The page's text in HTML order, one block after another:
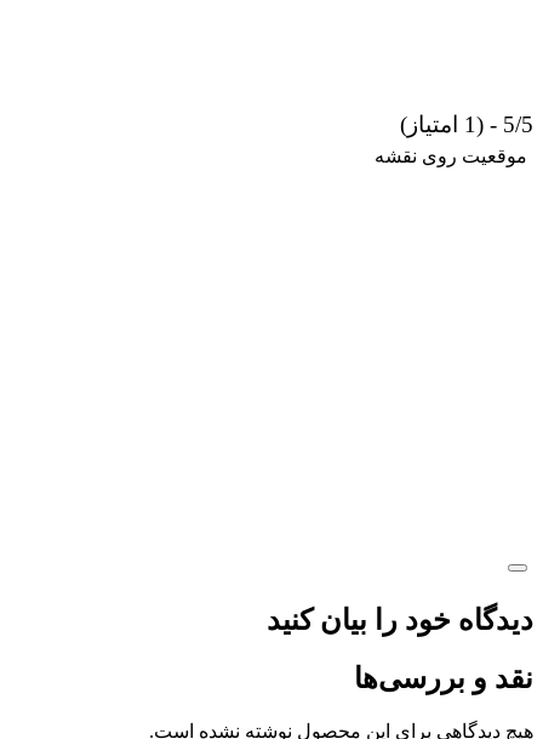
5/5 - (1 امتیاز)
موقعیت روی نقشه
دیدگاه خود را بیان کنید
نقد و بررسی‌ها
هیچ دیدگاهی برای این محصول نوشته نشده است.